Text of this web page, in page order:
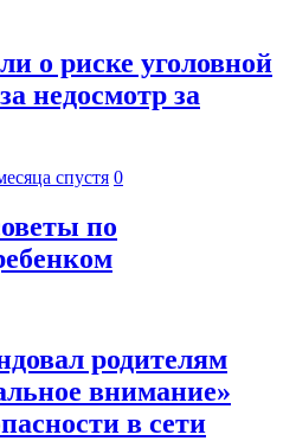
о риске уголовной
недосмотр за
спустя 0
по
родителям
внимание»
в сети